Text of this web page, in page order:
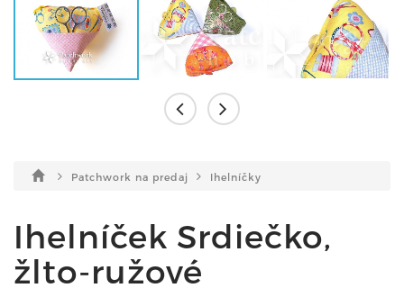
Patchwork na predaj Ihelníčky
Ihelníček Srdiečko,
žlto-ružové